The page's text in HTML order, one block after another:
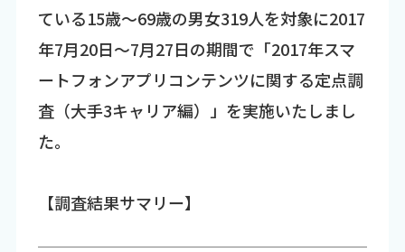
ている15歳～69歳の男女319人を対象に2017
年7月20日～7月27日の期間で「2017年スマ
ートフォンアプリコンテンツに関する定点調
査（大手3キャリア編）」を実施いたしまし
た。
【調査結果サマリー】